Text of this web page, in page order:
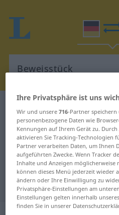
Deutsch-
"Beweisstück"
"Beweisstück"
Übersetzung
Ihre Privatsphäre ist uns
Wir und unsere716-Partner
personenbezogene Daten wie
Kennungen auf Ihrem Gerät zu.
aktivieren Sie Tracking-Technologien
Partner verarbeiten Daten, um Ihnen
aufgeführten Zwecke. Wenn Tracker
Inhalte und Anzeigen möglicherweise
können dieses Menü jederzeit wieder
ändern oder Ihre Einwilligung zu
Privatsphäre-Einstellungen am
Einstellungen gelten innerhalb
finden Sie in unserer